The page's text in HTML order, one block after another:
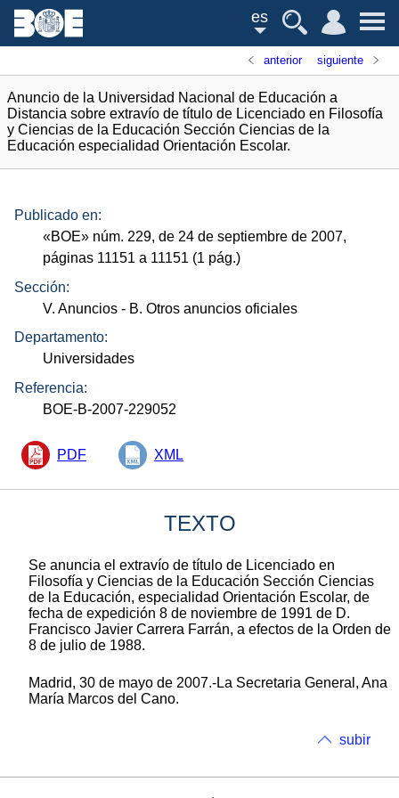
es
anterior siguiente
Anuncio de la Universidad Nacional de Educación a
Distancia sobre extravío de título de Licenciado en Filosofía
y Ciencias de la Educación Sección Ciencias de la
Educación especialidad Orientación Escolar.
Publicado en:
«BOE» núm. 229, de 24 de septiembre de 2007,
páginas 11151 a 11151 (1 pág.)
Sección:
V. Anuncios - B. Otros anuncios oficiales
Departamento:
Universidades
Referencia:
BOE-B-2007-229052
PDF XML
TEXTO
Se anuncia el extravío de título de Licenciado en
Filosofía y Ciencias de la Educación Sección Ciencias
de la Educación, especialidad Orientación Escolar, de
fecha de expedición 8 de noviembre de 1991 de D.
Francisco Javier Carrera Farrán, a efectos de la Orden de
8 de julio de 1988.
Madrid, 30 de mayo de 2007.-La Secretaria General, Ana
María Marcos del Cano.
subir